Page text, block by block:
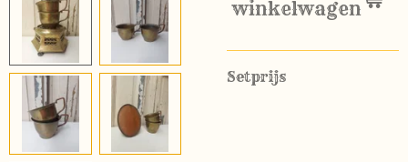
winkelwagen
Setprijs